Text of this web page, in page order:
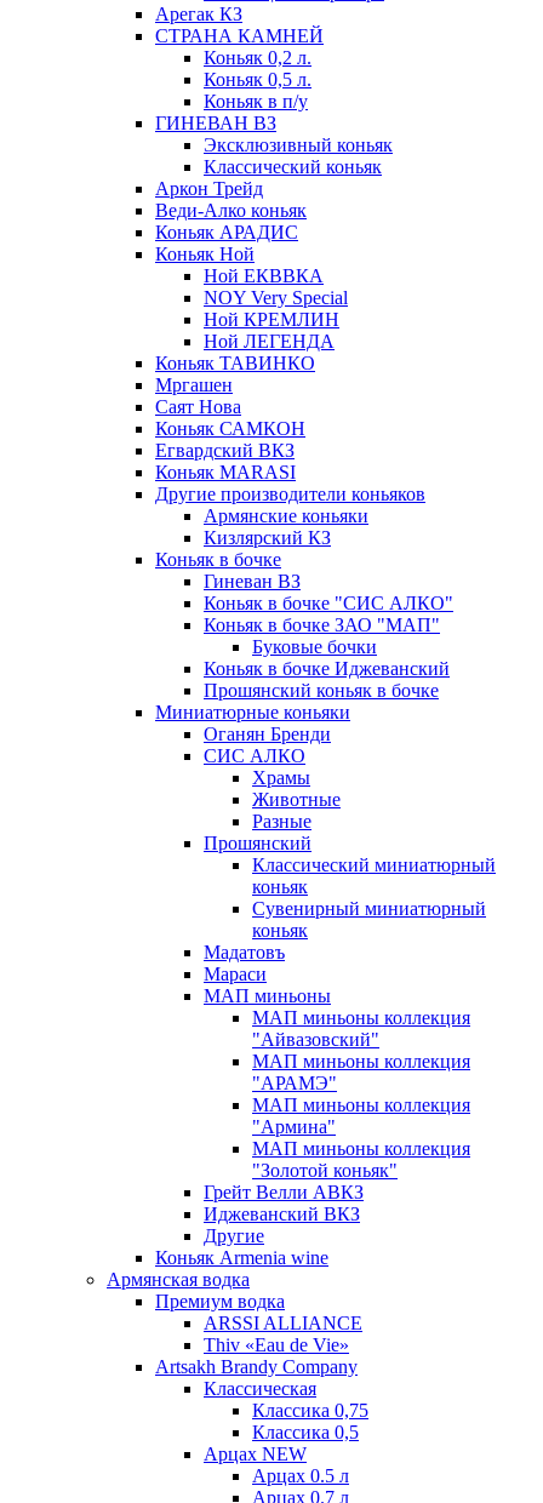
Арегак КЗ
СТРАНА КАМНЕЙ
Коньяк 0,2 л.
Коньяк 0,5 л.
Коньяк в п/у
ГИНЕВАН ВЗ
Эксклюзивный коньяк
Классический коньяк
Аркон Трейд
Веди-Алко коньяк
Коньяк АРАДИС
Коньяк Ной
Ной ЕКВВКА
NOY Very Special
Ной КРЕМЛИН
Ной ЛЕГЕНДА
Коньяк ТАВИНКО
Мргашен
Саят Нова
Коньяк САМКОН
Егвардский ВКЗ
Коньяк MARASI
Другие производители коньяков
Армянские коньяки
Кизлярский КЗ
Коньяк в бочке
Гиневан ВЗ
Коньяк в бочке "СИС АЛКО"
Коньяк в бочке ЗАО "МАП"
Буковые бочки
Коньяк в бочке Иджеванский
Прошянский коньяк в бочке
Миниатюрные коньяки
Оганян Бренди
СИС АЛКО
Храмы
Животные
Разные
Прошянский
Классический миниатюрный
коньяк
Сувенирный миниатюрный
коньяк
Мадатовъ
Мараси
МАП миньоны
МАП миньоны коллекция
"Айвазовский"
МАП миньоны коллекция
"АРАМЭ"
МАП миньоны коллекция
"Армина"
МАП миньоны коллекция
"Золотой коньяк"
Грейт Велли АВКЗ
Иджеванский ВКЗ
Другие
Коньяк Armenia wine
Армянская водка
Премиум водка
ARSSI ALLIANCE
Thiv «Eau de Vie»
Artsakh Brandy Company
Классическая
Классика 0,75
Классика 0,5
Арцах NEW
Арцах 0.5 л
Арцах 0.7 л